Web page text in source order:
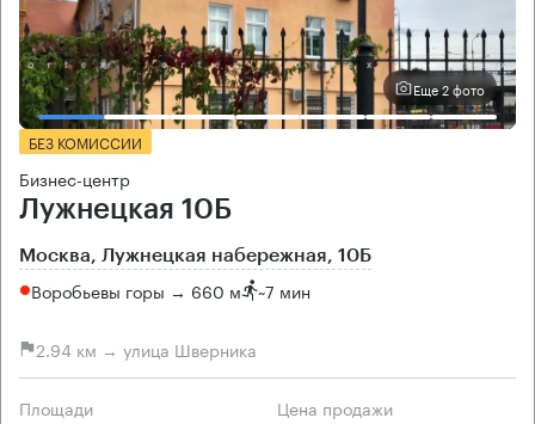
Еще 2 фото
БЕЗ КОМИССИИ
Бизнес-центр
Лужнецкая 10Б
Москва, Лужнецкая набережная, 10Б
Воробьевы горы → 660 м ~7 мин
2.94 км → улица Шверника
Площади Цена продажи